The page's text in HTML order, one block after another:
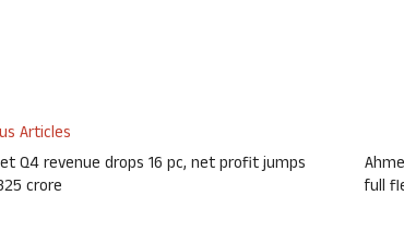
Articles
Q4 revenue drops 16 pc, net profit jumps
crore
full